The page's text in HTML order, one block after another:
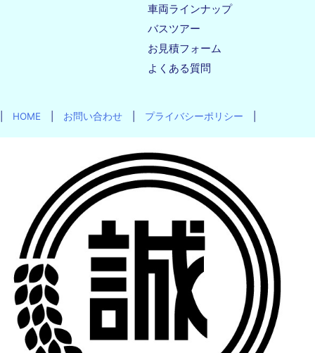
車両ラインナップ
バスツアー
お見積フォーム
よくある質問
HOME お問い合わせ プライバシーポリシー